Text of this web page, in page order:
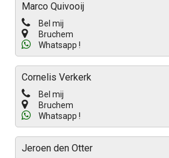
Marco Quivooij
Bel mij
Bruchem
Whatsapp !
Cornelis Verkerk
Bel mij
Bruchem
Whatsapp !
Jeroen den Otter